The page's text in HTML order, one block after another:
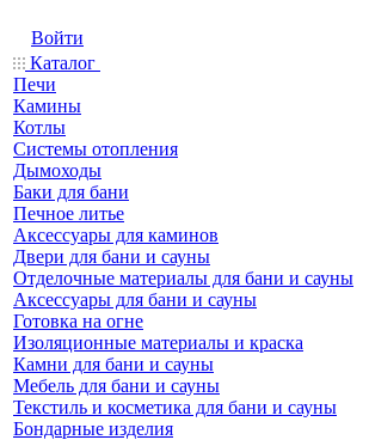
Войти
Каталог
Печи
Камины
Котлы
Системы отопления
Дымоходы
Баки для бани
Печное литье
Аксессуары для каминов
Двери для бани и сауны
Отделочные материалы для бани и сауны
Аксессуары для бани и сауны
Готовка на огне
Изоляционные материалы и краска
Камни для бани и сауны
Мебель для бани и сауны
Текстиль и косметика для бани и сауны
Бондарные изделия